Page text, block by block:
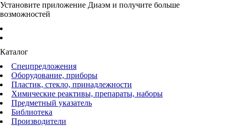
Установите приложение Диаэм и получите больше
возможностей
Каталог
Спецпредложения
Оборудование, приборы
Пластик, стекло, принадлежности
Химические реактивы, препараты, наборы
Предметный указатель
Библиотека
Производители